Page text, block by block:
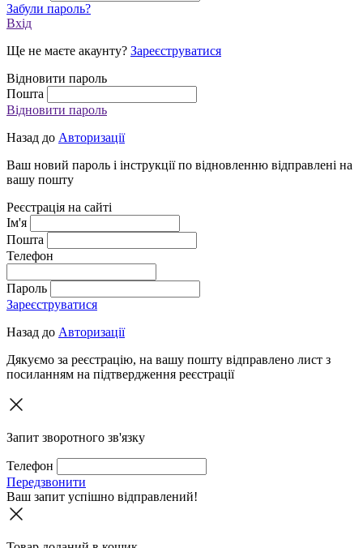
Забули пароль?
Вхід
Ще не маєте акаунту? Зареєструватися
Відновити пароль
Пошта
Відновити пароль
Назад до Авторизації
Ваш новий пароль і інструкції по відновленню відправлені на
вашу пошту
Реєстрація на сайті
Ім'я
Пошта
Телефон
Пароль
Зареєструватися
Назад до Авторизації
Дякуємо за реєстрацію, на вашу пошту відправлено лист з
посиланням на підтвердження реєстрації
Запит зворотного зв'язку
Телефон
Передзвонити
Ваш запит успішно відправлений!